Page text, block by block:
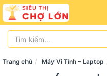
Trang chủ Máy Vi Tính - Laptop